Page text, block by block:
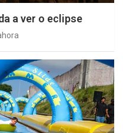
a ver o eclipse